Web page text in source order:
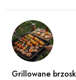
Grillowane